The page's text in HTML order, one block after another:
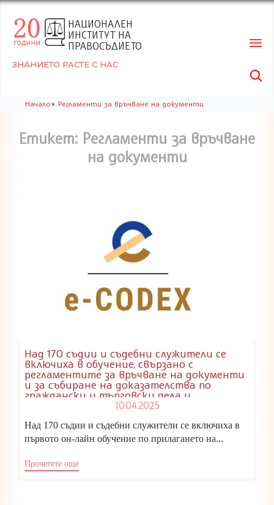
НАЦИОНАЛЕН
ИНСТИТУТ НА
ПРАВОСЪДИЕТО
ЗНАНИЕТО РАСТЕ С НАС

Начало» Регламенти за връчване на документи
Етикет: Регламенти за връчване
на документи
Над 170 съдии и съдебни служители се
включиха в обучение, свързано с
регламентите за връчване на документи
и за събиране на доказателства по
граждански и търговски дела и
използването на децентрализираната
10.04.2025
Над 170 съдии и съдебни служители се включиха в
първото он-лайн обучение по прилагането на...
Прочетете още